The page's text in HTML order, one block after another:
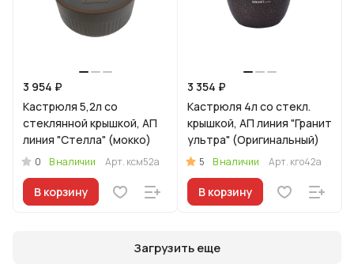
3 954 ₽
Кастрюля 5,2л со
стеклянной крышкой, АП
линия "Стелла" (мокко)
0 В наличии Арт. ксм52а
В корзину
3 354 ₽
Кастрюля 4л со стекл.
крышкой, АП линия "Гранит
ультра" (Оригинальный)
5 В наличии Арт. кго42а
В корзину
Загрузить еще